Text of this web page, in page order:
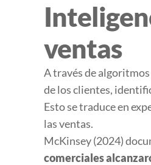
ventas
A través de
de los clientes,
Esto se traduce en
las ventas.
McKinsey (2024)
comerciales